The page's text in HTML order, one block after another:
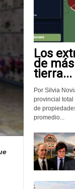
Los
de
tierra...
Por Silvia
provincial total
de
promedio...